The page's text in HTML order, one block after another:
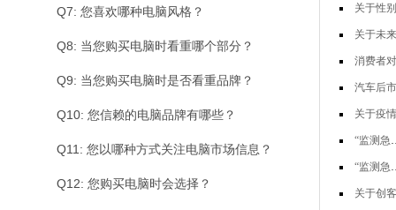
Q7: 您喜欢哪种电脑风格？
Q8: 当您购买电脑时看重哪个部分？
Q9: 当您购买电脑时是否看重品牌？
Q10: 您信赖的电脑品牌有哪些？
Q11: 您以哪种方式关注电脑市场信息？
Q12: 您购买电脑时会选择？
关于性别歧视语的调查
关于未来可移动装配式度假小屋的市…
消费者对常用卫生防护用品使用和认…
汽车后市场消费行为调查-副本
关于疫情下宅经济的调查问卷
“监测急救背心&rd…
“监测急救背心&rd…
关于创客思想与小学科学课程结合现…